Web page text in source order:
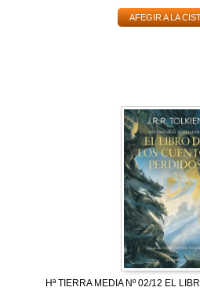
AFEGIR A LA
Hª TIERRA MEDIA Nº 02/12 EL